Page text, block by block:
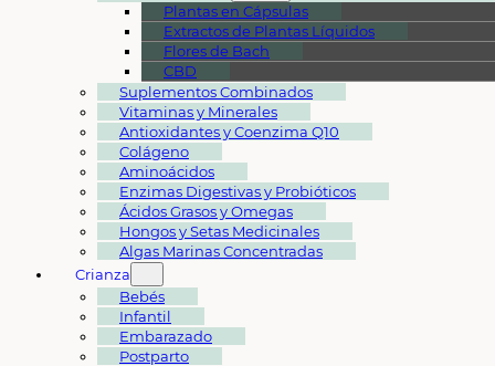
Plantas en Cápsulas
Extractos de Plantas Líquidos
Flores de Bach
CBD
Suplementos Combinados
Vitaminas y Minerales
Antioxidantes y Coenzima Q10
Colágeno
Aminoácidos
Enzimas Digestivas y Probióticos
Ácidos Grasos y Omegas
Hongos y Setas Medicinales
Algas Marinas Concentradas
Crianza
Bebés
Infantil
Embarazado
Postparto